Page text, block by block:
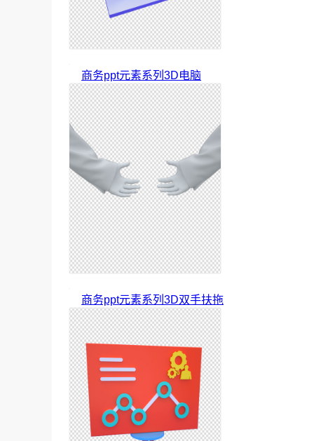
商务ppt元素系列3D电脑
商务ppt元素系列3D双手扶拖